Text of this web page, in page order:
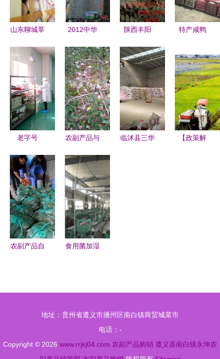
山东聊城莘
号甜瓜
的甜蜜商
机，批发市
场为何趋之
若鹜？
2012中华
品交易博览
会 上海农
副产品购销
新篇章
陕西丰阳
产，助力绿
色食材供应
链
特产咸鸭
蛋、双簧鹅
蛋、鹅蛋等
_农副产品_
世界工厂网
中国产品信
息库
老字号
业振兴带领
群众奔小康
农副产品购
销两旺
农副产品与
打开乡村财
富之门的绿
色通道
临沭县三华
【政策解
农副产品自
启购销新篇
食用菌加湿
种植
地址：贵州省遵义市播州区南白镇商贸城菜市
电话：-
Copyright © 2026 www.rrjkj04.com 农副产品购销 遵义县南白镇永坤农